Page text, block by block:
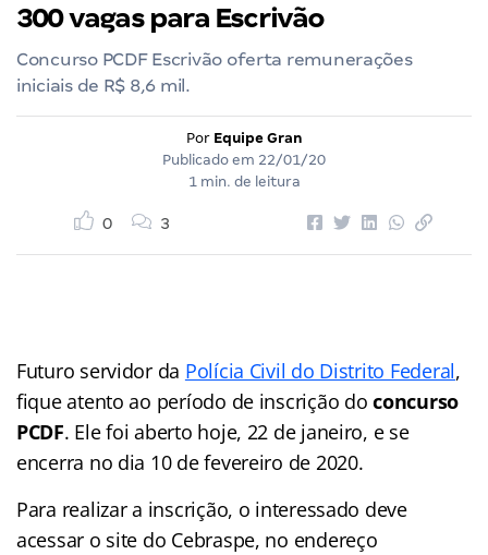
300 vagas para Escrivão
Concurso PCDF Escrivão oferta remunerações
iniciais de R$ 8,6 mil.
Por Equipe Gran
Publicado em 22/01/20
1 min. de leitura
0 3
Futuro servidor da Polícia Civil do Distrito Federal,
fique atento ao período de inscrição doconcurso
PCDF. Ele foi aberto hoje, 22 de janeiro, e se
encerra no dia 10 de fevereiro de 2020.
Para realizar a inscrição, o interessado deve
acessar o site do Cebraspe, no endereço